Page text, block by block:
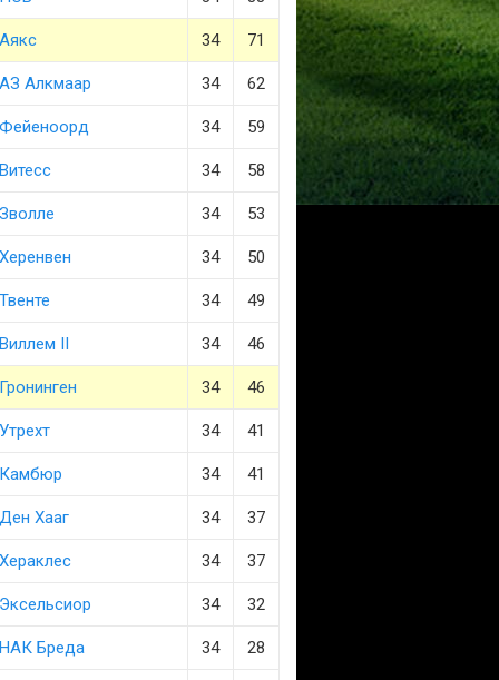
Аякс 34 71
АЗ Алкмаар 34 62
Фейеноорд 34 59
Витесс 34 58
Зволле 34 53
Херенвен 34 50
Твенте 34 49
Виллем II 34 46
Гронинген 34 46
Утрехт 34 41
Камбюр 34 41
Ден Хааг 34 37
Хераклес 34 37
Эксельсиор 34 32
НАК Бреда 34 28